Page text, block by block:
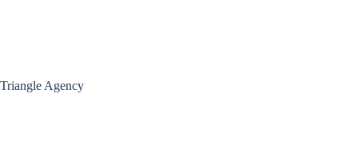
Triangle Agency